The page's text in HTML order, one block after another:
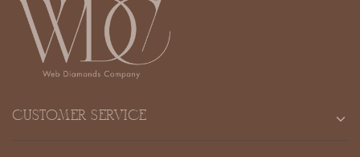
CUSTOMER SERVICE